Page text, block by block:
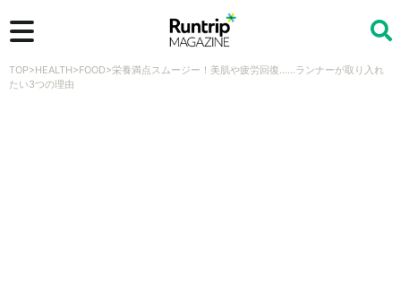
検索
TOP>HEALTH>FOOD>栄養満点スムージー！美肌や疲労回復……ランナーが取り入れ
たい3つの理由